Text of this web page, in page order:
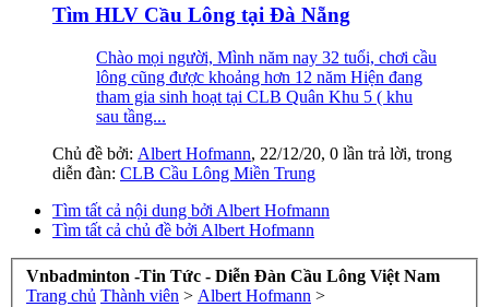
Tìm HLV Cầu Lông tại Đà Nẵng
Chào mọi người, Mình năm nay 32 tuổi, chơi cầu
lông cũng được khoảng hơn 12 năm Hiện đang
tham gia sinh hoạt tại CLB Quân Khu 5 ( khu
sau tầng...
Chủ đề bởi: Albert Hofmann, 22/12/20, 0 lần trả lời, trong
diễn đàn: CLB Cầu Lông Miền Trung
Tìm tất cả nội dung bởi Albert Hofmann
Tìm tất cả chủ đề bởi Albert Hofmann
Vnbadminton -Tin Tức - Diễn Đàn Cầu Lông Việt Nam
Trang chủ Thành viên > Albert Hofmann >